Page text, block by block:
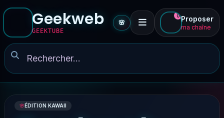
Geekweb
GEEKTUBE
🌸
0 Proposer
ma chaîne
🌸ÉDITION KAWAII